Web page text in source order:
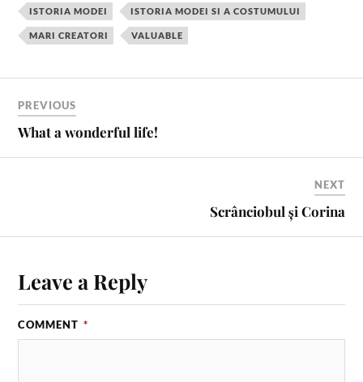
o
o
r
e
t
e
r
r
ISTORIA MODEI ISTORIA MODEI SI A COSTUMULUI
MARI CREATORI VALUABLE
PREVIOUS
What a wonderful life!
NEXT
Scrânciobul și Corina
Leave a Reply
COMMENT *